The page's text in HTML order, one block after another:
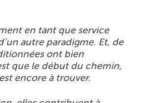
en tant que service
autre paradigme. Et, de
ont bien
que le début du chemin,
encore à trouver.